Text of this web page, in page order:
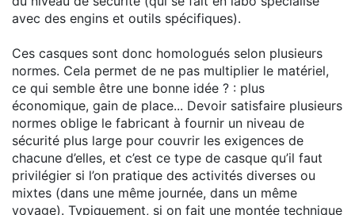
avec des engins et outils spécifiques).
Ces casques sont donc homologués selon plusieurs
normes. Cela permet de ne pas multiplier le matériel,
ce qui semble être une bonne idée ? : plus
économique, gain de place... Devoir satisfaire plusieurs
normes oblige le fabricant à fournir un niveau de
sécurité plus large pour couvrir les exigences de
chacune d’elles, et c’est ce type de casque qu’il faut
privilégier si l’on pratique des activités diverses ou
mixtes (dans une même journée, dans un même
voyage). Typiquement, si on fait une montée technique